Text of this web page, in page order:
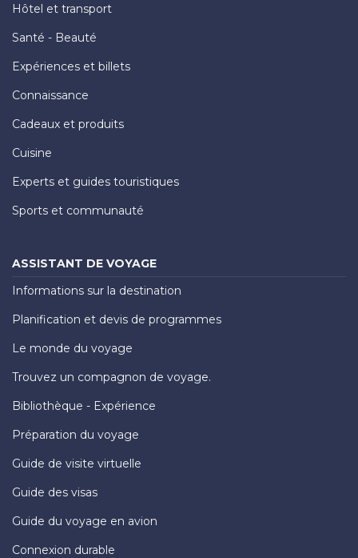
Hôtel et transport
Santé - Beauté
Expériences et billets
Connaissance
Cadeaux et produits
Cuisine
Experts et guides touristiques
Sports et communauté
ASSISTANT DE VOYAGE
Informations sur la destination
Planification et devis de programmes
Le monde du voyage
Trouvez un compagnon de voyage.
Bibliothèque - Expérience
Préparation du voyage
Guide de visite virtuelle
Guide des visas
Guide du voyage en avion
Connexion durable